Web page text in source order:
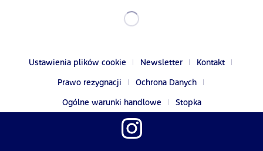
Ustawienia plików cookie Newsletter
Kontakt
Prawo rezygnacji
Ochrona Danych
Ogólne warunki handlowe
Stopka